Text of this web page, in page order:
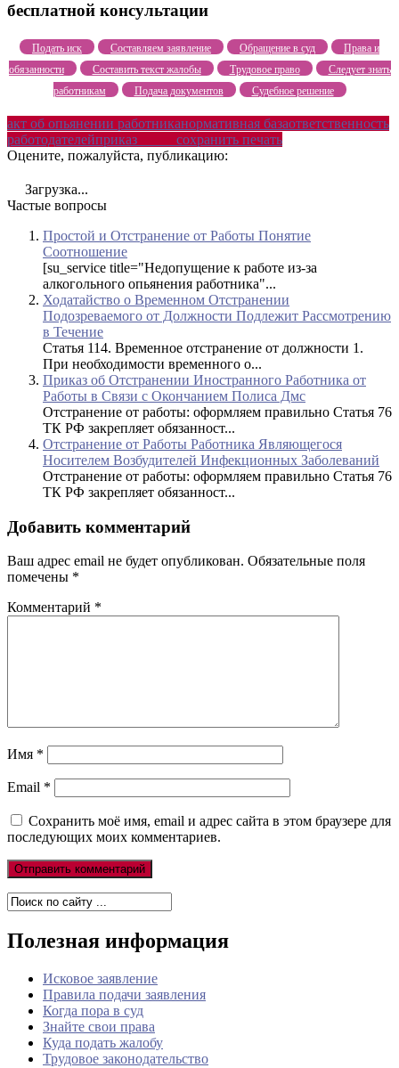
бесплатной консультации
Подать иск Составляем заявление Обращение в суд
Права и
обязанности
Составить текст жалобы Трудовое право
Следует знать
работникам
Подача документов Судебное решение
акт об опьянении работниканормативная базаответственность
работодателейприказ _____ сохранить печать
Оцените, пожалуйста, публикацию:
Загрузка...
Частые вопросы
Простой и Отстранение от Работы Понятие
Соотношение
[su_service title="Недопущение к работе из-за
алкогольного опьянения работника"...
Ходатайство о Временном Отстранении
Подозреваемого от Должности Подлежит Рассмотрению
в Течение
Статья 114. Временное отстранение от должности 1.
При необходимости временного о...
Приказ об Отстранении Иностранного Работника от
Работы в Связи с Окончанием Полиса Дмс
Отстранение от работы: оформляем правильно Статья 76
ТК РФ закрепляет обязанност...
Отстранение от Работы Работника Являющегося
Носителем Возбудителей Инфекционных Заболеваний
Отстранение от работы: оформляем правильно Статья 76
ТК РФ закрепляет обязанност...
Добавить комментарий
Ваш адрес email не будет опубликован. Обязательные поля
помечены *
Комментарий *
Имя *
Email *
Сохранить моё имя, email и адрес сайта в этом браузере для
последующих моих комментариев.
Полезная информация
Исковое заявление
Правила подачи заявления
Когда пора в суд
Знайте свои права
Куда подать жалобу
Трудовое законодательство